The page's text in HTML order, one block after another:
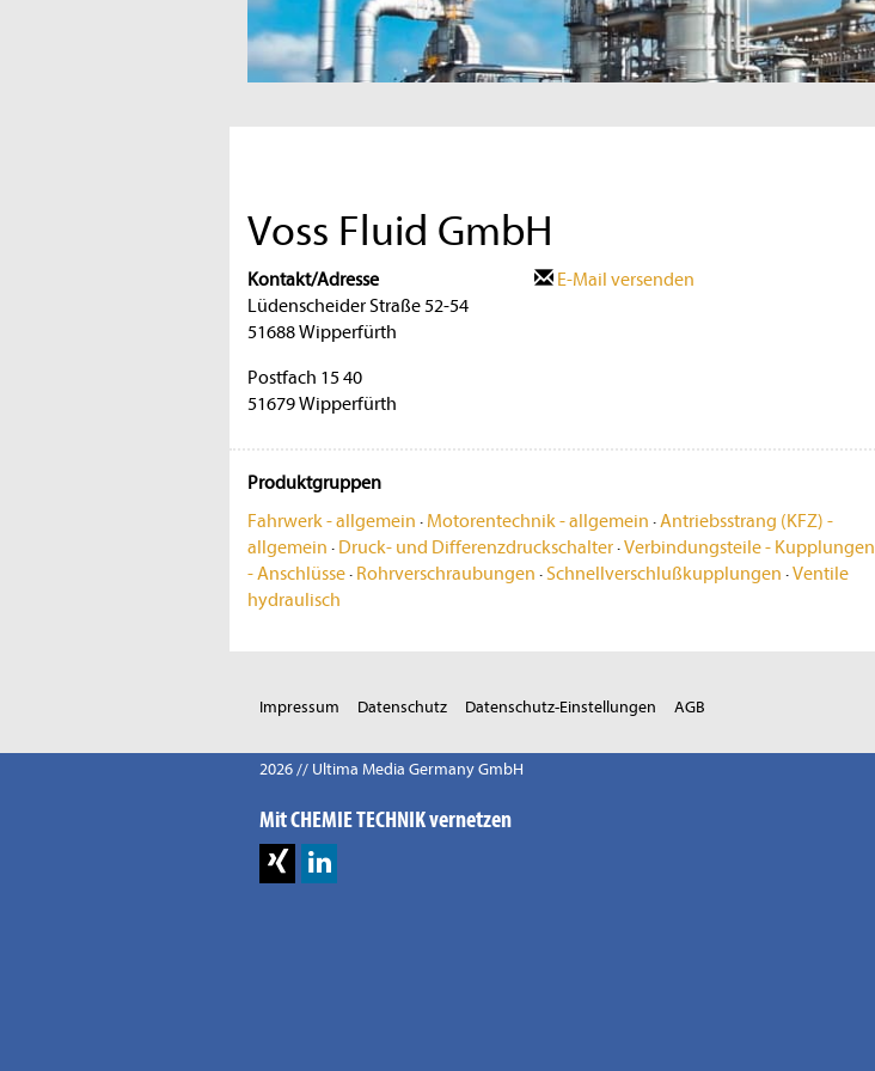
Voss Fluid GmbH
Kontakt/Adresse
Lüdenscheider Straße 52-54
51688 Wipperfürth
Postfach 15 40
51679 Wipperfürth
E-Mail versenden
Produktgruppen
Fahrwerk - allgemein · Motorentechnik - allgemein ·Antriebsstrang (KFZ) -
allgemein · Druck- und Differenzdruckschalter·Verbindungsteile - Kupplungen
- Anschlüsse· Rohrverschraubungen ·Schnellverschlußkupplungen ·Ventile
hydraulisch
Impressum Datenschutz Datenschutz-Einstellungen AGB
2026 // Ultima Media Germany GmbH
Mit CHEMIE TECHNIK vernetzen